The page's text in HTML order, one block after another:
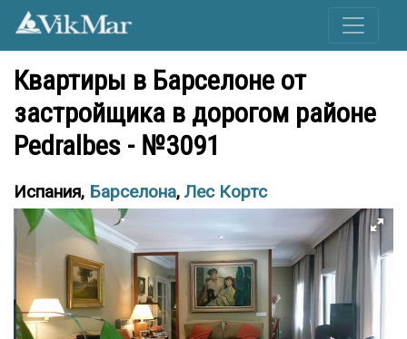
Квартиры в Барселоне от
застройщика в дорогом районе
Pedralbes - №3091
Испания, Барселона, Лес Кортс